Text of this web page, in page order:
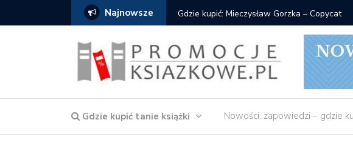
Najnowsze Gdzie kupić: Mieczysław Gorzka – Copycat
Gdzie kupić tanie książki Nowości, zapowiedzi – gdzie